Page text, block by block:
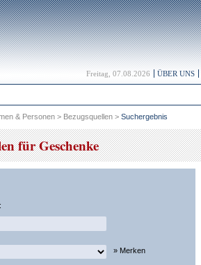
Freitag, 07.08.2026 ÜBER UNS
& Personen > Bezugsquellen > Suchergebnis
für Geschenke
» Merken